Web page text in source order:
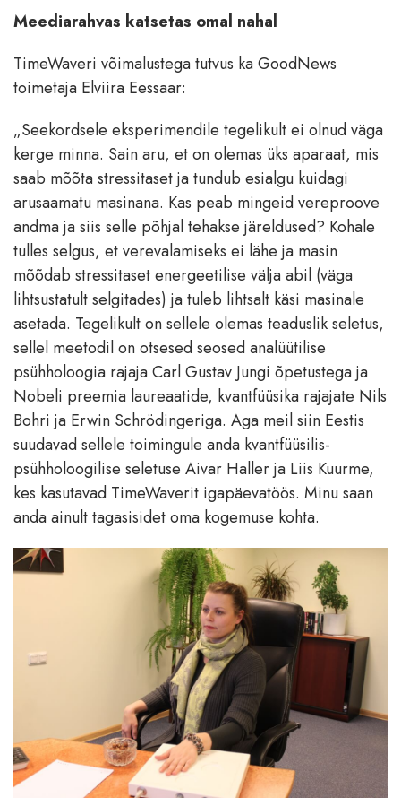
Meediarahvas katsetas omal nahal
TimeWaveri võimalustega tutvus ka GoodNews
toimetaja Elviira Eessaar:
„Seekordsele eksperimendile tegelikult ei olnud väga
kerge minna. Sain aru, et on olemas üks aparaat, mis
saab mõõta stressitaset ja tundub esialgu kuidagi
arusaamatu masinana. Kas peab mingeid vereproove
andma ja siis selle põhjal tehakse järeldused? Kohale
tulles selgus, et verevalamiseks ei lähe ja masin
mõõdab stressitaset energeetilise välja abil (väga
lihtsustatult selgitades) ja tuleb lihtsalt käsi masinale
asetada. Tegelikult on sellele olemas teaduslik seletus,
sellel meetodil on otsesed seosed analüütilise
psühholoogia rajaja Carl Gustav Jungi õpetustega ja
Nobeli preemia laureaatide, kvantfüüsika rajajate Nils
Bohri ja Erwin Schrödingeriga. Aga meil siin Eestis
suudavad sellele toimingule anda kvantfüüsilis-
psühholoogilise seletuse Aivar Haller ja Liis Kuurme,
kes kasutavad TimeWaverit igapäevatöös. Minu saan
anda ainult tagasisidet oma kogemuse kohta.